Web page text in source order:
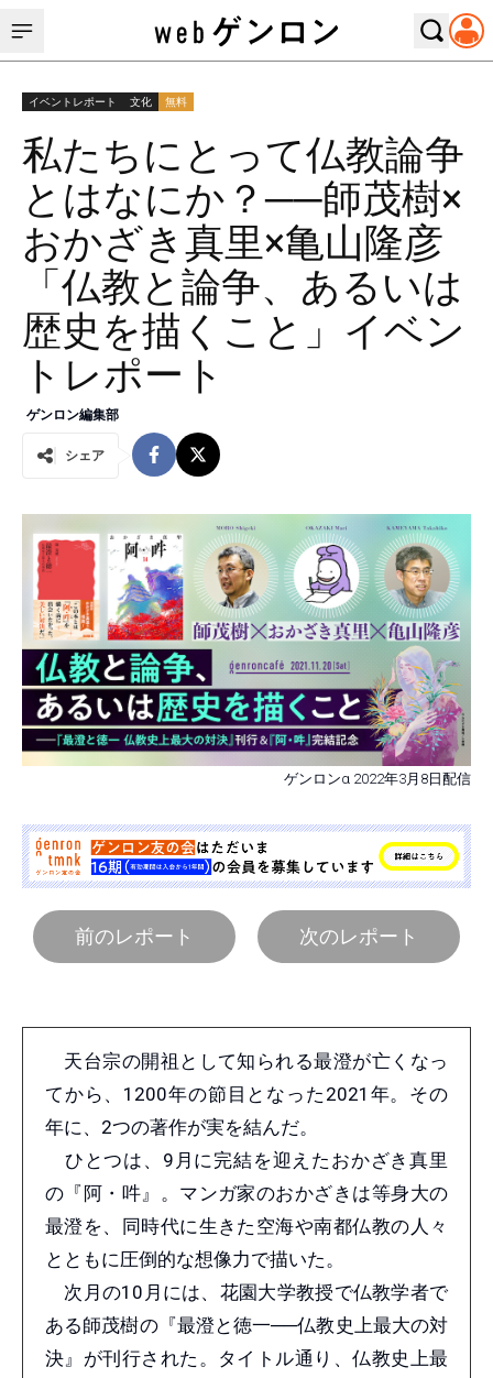
イベントレポート 文化 無料
私たちにとって仏教論争
とはなにか？──師茂樹×
おかざき真里×亀山隆彦
「仏教と論争、あるいは
歴史を描くこと」イベン
トレポート
ゲンロン編集部
シェア
ゲンロンα 2022年3月8日配信
前のレポート 次のレポート
天台宗の開祖として知られる最澄が亡くなっ
てから、1200年の節目となった2021年。その
年に、2つの著作が実を結んだ。
ひとつは、9月に完結を迎えたおかざき真里
の『阿・吽』。マンガ家のおかざきは等身大の
最澄を、同時代に生きた空海や南都仏教の人々
とともに圧倒的な想像力で描いた。
次月の10月には、花園大学教授で仏教学者で
ある師茂樹の『最澄と徳一──仏教史上最大の対
決』が刊行された。タイトル通り、仏教史上最